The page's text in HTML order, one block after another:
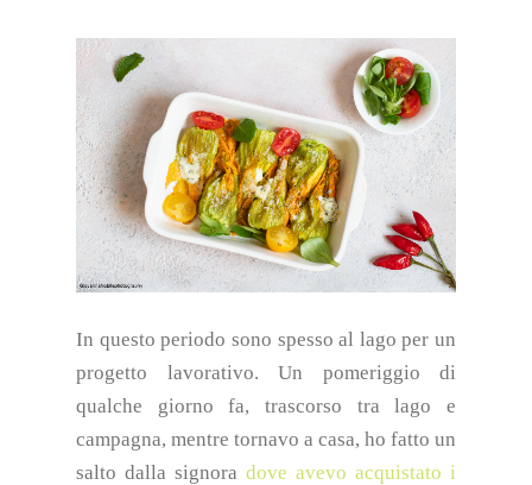
In questo periodo sono spesso al lago per un
progetto lavorativo. Un pomeriggio di
qualche giorno fa, trascorso tra lago e
campagna, mentre tornavo a casa, ho fatto un
salto dalla signora dove avevo acquistato i